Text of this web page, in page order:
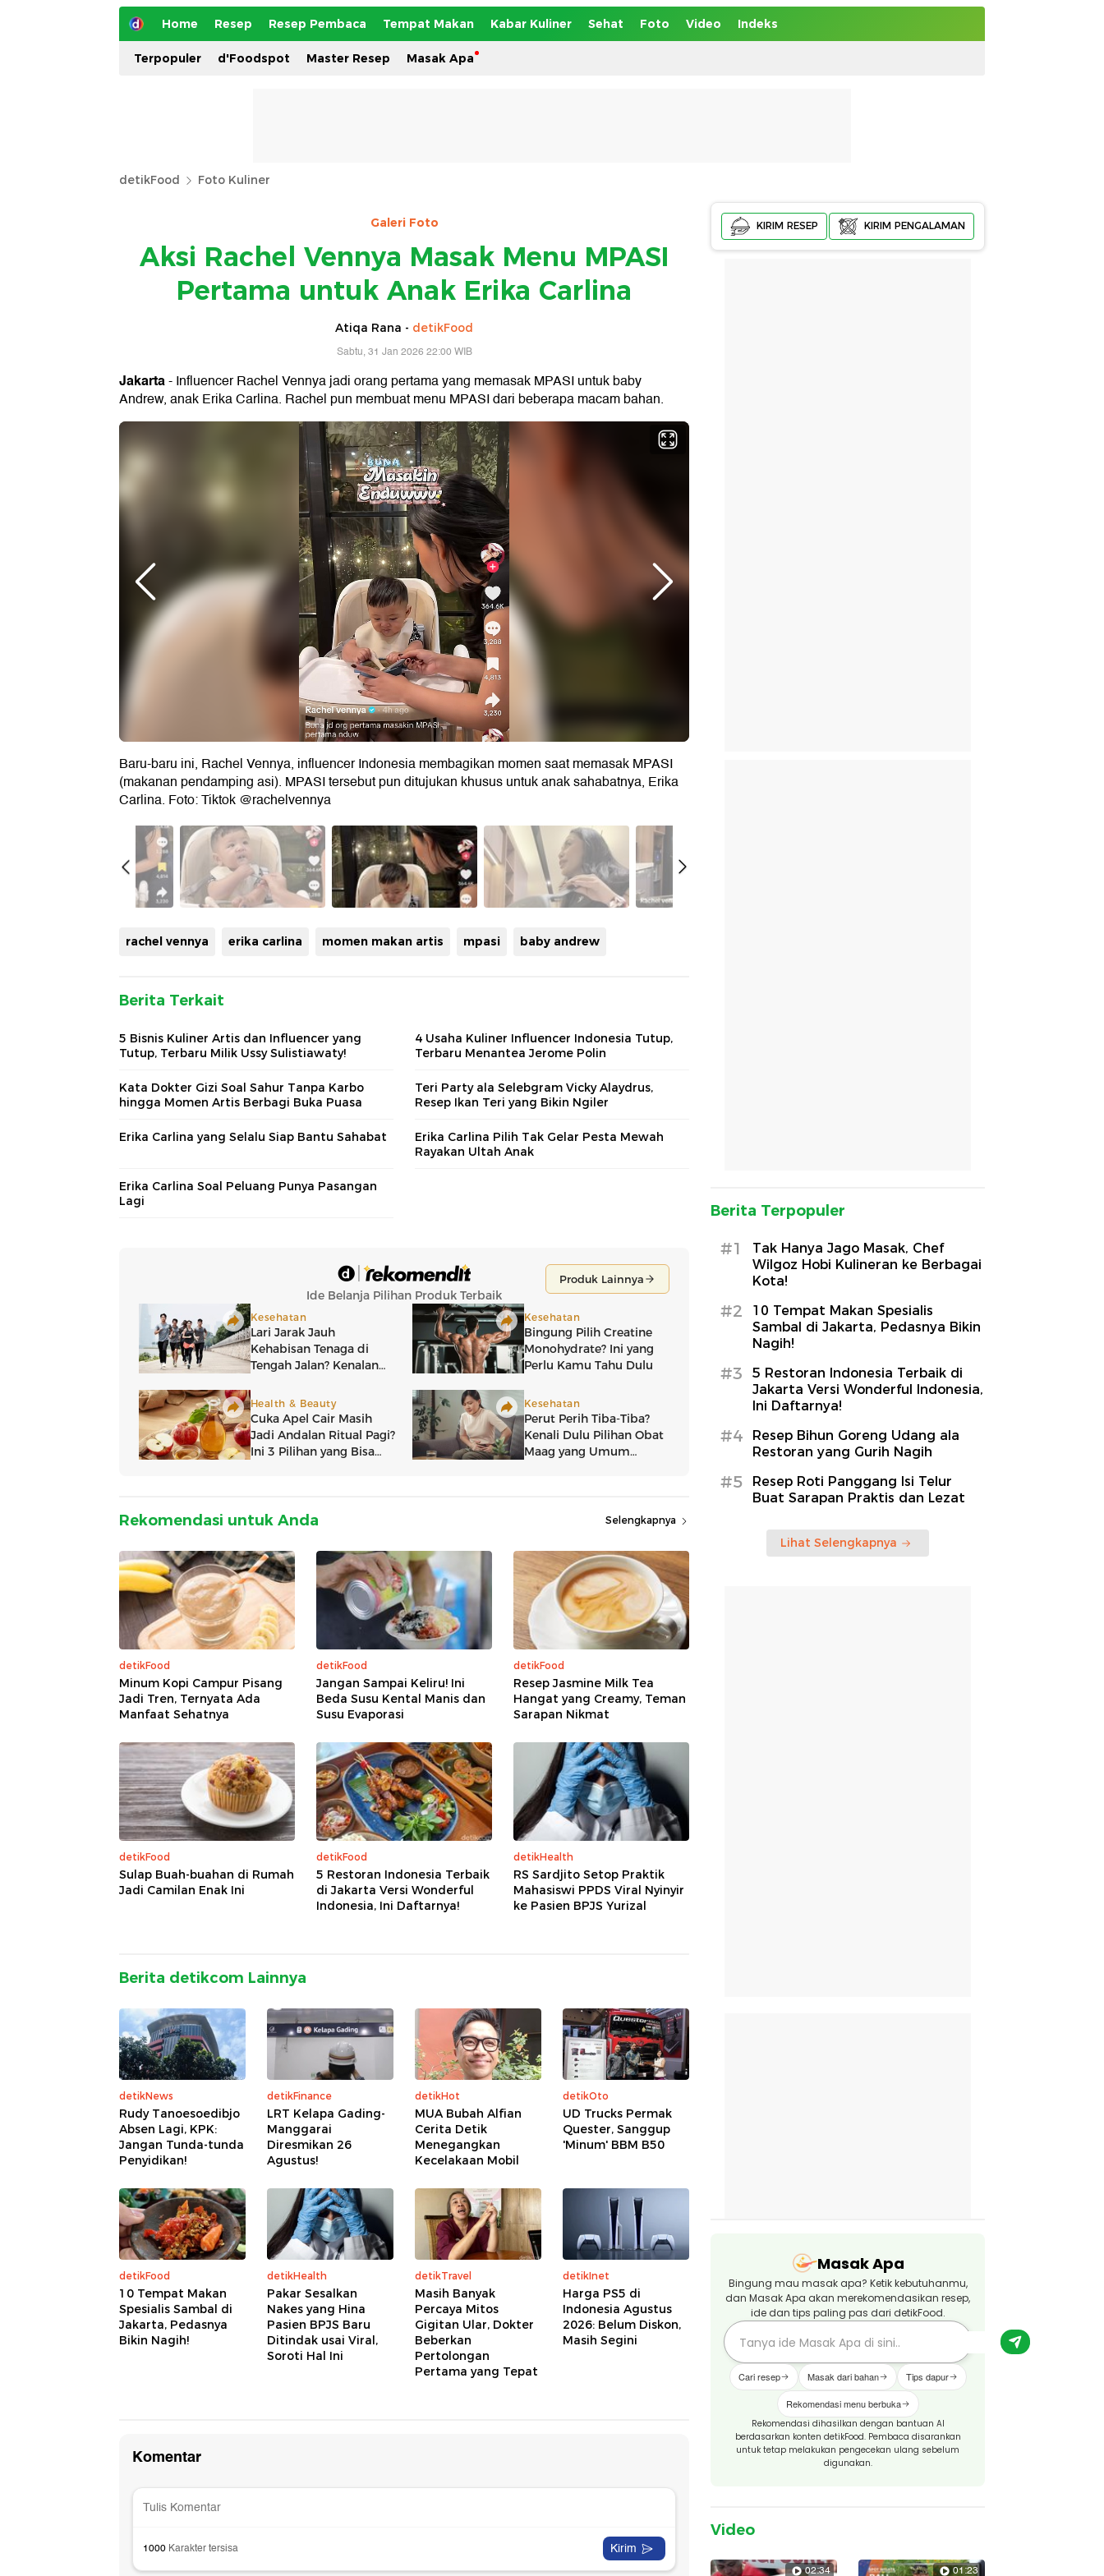
Home Resep Resep Pembaca Tempat Makan Kabar Kuliner Sehat Foto Video Indeks
Terpopuler d'Foodspot Master Resep Masak Apa
detikFood Foto Kuliner
Galeri Foto
Aksi Rachel Vennya Masak Menu MPASI
Pertama untuk Anak Erika Carlina
Atiqa Rana - detikFood
Sabtu, 31 Jan 2026 22:00 WIB
Jakarta- Influencer Rachel Vennya jadi orang pertama yang memasak MPASI untuk baby
Andrew, anak Erika Carlina. Rachel pun membuat menu MPASI dari beberapa macam bahan.
Baru-baru ini, Rachel Vennya, influencer Indonesia membagikan momen saat memasak MPASI
(makanan pendamping asi). MPASI tersebut pun ditujukan khusus untuk anak sahabatnya, Erika
Carlina. Foto: Tiktok @rachelvennya
rachel vennya erika carlina momen makan artis mpasi baby andrew
Berita Terkait
5 Bisnis Kuliner Artis dan Influencer yang
Tutup, Terbaru Milik Ussy Sulistiawaty!
4 Usaha Kuliner Influencer Indonesia Tutup,
Terbaru Menantea Jerome Polin
Kata Dokter Gizi Soal Sahur Tanpa Karbo
hingga Momen Artis Berbagi Buka Puasa
Teri Party ala Selebgram Vicky Alaydrus,
Resep Ikan Teri yang Bikin Ngiler
Erika Carlina yang Selalu Siap Bantu Sahabat
Erika Carlina Pilih Tak Gelar Pesta Mewah
Rayakan Ultah Anak
Erika Carlina Soal Peluang Punya Pasangan
Lagi
Rekomendasi untuk Anda Selengkapnya
detikFood
Minum Kopi Campur Pisang
Jadi Tren, Ternyata Ada
Manfaat Sehatnya
detikFood
Jangan Sampai Keliru! Ini
Beda Susu Kental Manis dan
Susu Evaporasi
detikFood
Resep Jasmine Milk Tea
Hangat yang Creamy, Teman
Sarapan Nikmat
detikFood
Sulap Buah-buahan di Rumah
Jadi Camilan Enak Ini
detikFood
5 Restoran Indonesia Terbaik
di Jakarta Versi Wonderful
Indonesia, Ini Daftarnya!
detikHealth
RS Sardjito Setop Praktik
Mahasiswi PPDS Viral Nyinyir
ke Pasien BPJS Yurizal
Berita detikcom Lainnya
detikNews
Rudy Tanoesoedibjo
Absen Lagi, KPK:
Jangan Tunda-tunda
Penyidikan!
detikFinance
LRT Kelapa Gading-
Manggarai
Diresmikan 26
Agustus!
detikHot
MUA Bubah Alfian
Cerita Detik
Menegangkan
Kecelakaan Mobil
detikOto
UD Trucks Permak
Quester, Sanggup
'Minum' BBM B50
detikFood
10 Tempat Makan
Spesialis Sambal di
Jakarta, Pedasnya
Bikin Nagih!
detikHealth
Pakar Sesalkan
Nakes yang Hina
Pasien BPJS Baru
Ditindak usai Viral,
Soroti Hal Ini
detikTravel
Masih Banyak
Percaya Mitos
Gigitan Ular, Dokter
Beberkan
Pertolongan
Pertama yang Tepat
detikInet
Harga PS5 di
Indonesia Agustus
2026: Belum Diskon,
Masih Segini
KIRIM RESEP KIRIM PENGALAMAN
Berita Terpopuler
#1
Tak Hanya Jago Masak, Chef
Wilgoz Hobi Kulineran ke Berbagai
Kota!
#2
10 Tempat Makan Spesialis
Sambal di Jakarta, Pedasnya Bikin
Nagih!
#3
5 Restoran Indonesia Terbaik di
Jakarta Versi Wonderful Indonesia,
Ini Daftarnya!
#4
Resep Bihun Goreng Udang ala
Restoran yang Gurih Nagih
#5
Resep Roti Panggang Isi Telur
Buat Sarapan Praktis dan Lezat
Lihat Selengkapnya
Masak Apa
Bingung mau masak apa? Ketik kebutuhanmu,
dan Masak Apa akan merekomendasikan resep,
ide dan tips paling pas dari detikFood.
Cari resep Masak dari bahan Tips dapur
Rekomendasi menu berbuka
Rekomendasi dihasilkan dengan bantuan AI
berdasarkan konten detikFood. Pembaca disarankan
untuk tetap melakukan pengecekan ulang sebelum
digunakan.
Video
02:34 01:23